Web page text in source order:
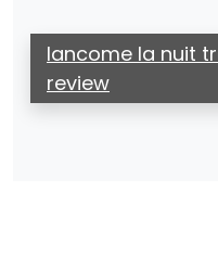
lancome la nuit
review